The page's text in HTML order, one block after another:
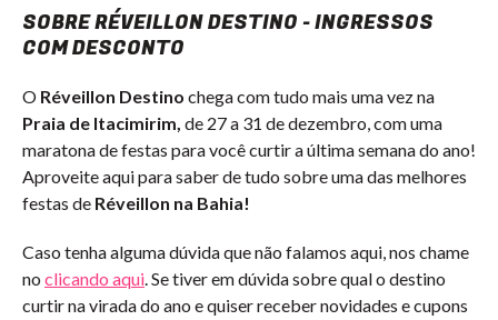
SOBRE RÉVEILLON DESTINO - INGRESSOS
COM DESCONTO
O Réveillon Destino chega com tudo mais uma vez na
Praia de Itacimirim, de 27 a 31 de dezembro, com uma
maratona de festas para você curtir a última semana do ano!
Aproveite aqui para saber de tudo sobre uma das melhores
festas de Réveillon na Bahia!
Caso tenha alguma dúvida que não falamos aqui, nos chame
no clicando aqui. Se tiver em dúvida sobre qual o destino
curtir na virada do ano e quiser receber novidades e cupons